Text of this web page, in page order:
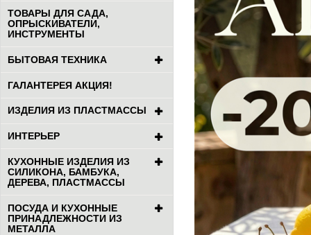
ТОВАРЫ ДЛЯ САДА,
ОПРЫСКИВАТЕЛИ,
ИНСТРУМЕНТЫ
БЫТОВАЯ ТЕХНИКА
ГАЛАНТЕРЕЯ АКЦИЯ!
ИЗДЕЛИЯ ИЗ ПЛАСТМАССЫ
ИНТЕРЬЕР
КУХОННЫЕ ИЗДЕЛИЯ ИЗ
СИЛИКОНА, БАМБУКА,
ДЕРЕВА, ПЛАСТМАССЫ
ПОСУДА И КУХОННЫЕ
ПРИНАДЛЕЖНОСТИ ИЗ
МЕТАЛЛА